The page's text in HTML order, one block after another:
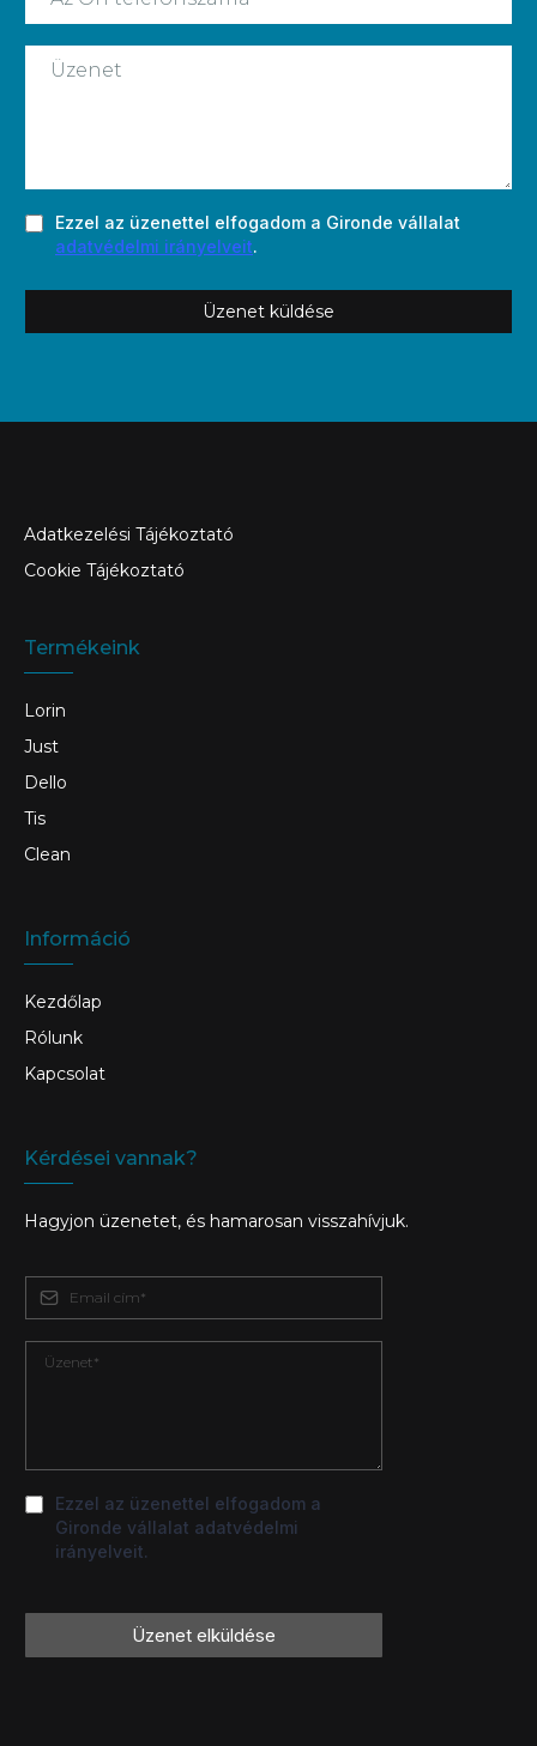
Ezzel az üzenettel elfogadom a Gironde vállalat
adatvédelmi irányelveit.
Üzenet küldése
Adatkezelési Tájékoztató
Cookie Tájékoztató
Termékeink
Lorin
Just
Dello
Tis
Clean
Információ
Kezdőlap
Rólunk
Kapcsolat
Kérdései vannak?
Hagyjon üzenetet, és hamarosan visszahívjuk.
Ezzel az üzenettel elfogadom a
Gironde vállalat adatvédelmi
irányelveit.
Üzenet elküldése